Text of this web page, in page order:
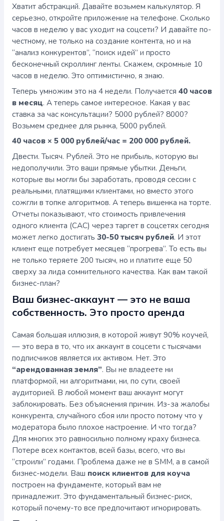
Хватит абстракций. Давайте возьмем калькулятор. Я
серьезно, откройте приложение на телефоне. Сколько
часов в неделю у вас уходит на соцсети? И давайте по-
честному, не только на создание контента, но и на
“анализ конкурентов”, “поиск идей” и просто
бесконечный скроллинг ленты. Скажем, скромные 10
часов в неделю. Это оптимистично, я знаю.
Теперь умножим это на 4 недели. Получается 40 часов
в месяц. А теперь самое интересное. Какая у вас
ставка за час консультации? 5000 рублей? 8000?
Возьмем среднее для рынка, 5000 рублей.
40 часов × 5 000 рублей/час = 200 000 рублей.
Двести. Тысяч. Рублей. Это не прибыль, которую вы
недополучили. Это ваши прямые убытки. Деньги,
которые вы могли бы заработать, проводя сессии с
реальными, платящими клиентами, но вместо этого
сожгли в топке алгоритмов. А теперь вишенка на торте.
Отчеты показывают, что стоимость привлечения
одного клиента (CAC) через таргет в соцсетях сегодня
может легко достигать 30-50 тысяч рублей. И этот
клиент еще потребует месяцев “прогрева”. То есть вы
не только теряете 200 тысяч, но и платите еще 50
сверху за лида сомнительного качества. Как вам такой
бизнес-план?
Ваш бизнес-аккаунт — это не ваша
собственность. Это просто аренда
Самая большая иллюзия, в которой живут 90% коучей,
— это вера в то, что их аккаунт в соцсети с тысячами
подписчиков является их активом. Нет. Это
“арендованная земля”. Вы не владеете ни
платформой, ни алгоритмами, ни, по сути, своей
аудиторией. В любой момент ваш аккаунт могут
заблокировать. Без объяснения причин. Из-за жалобы
конкурента, случайного сбоя или просто потому что у
модератора было плохое настроение. И что тогда?
Для многих это равносильно полному краху бизнеса.
Потере всех контактов, всей базы, всего, что вы
“строили” годами. Проблема даже не в SMM, а в самой
бизнес-модели. Ваш поиск клиентов для коуча
построен на фундаменте, который вам не
принадлежит. Это фундаментальный бизнес-риск,
который почему-то все предпочитают игнорировать.